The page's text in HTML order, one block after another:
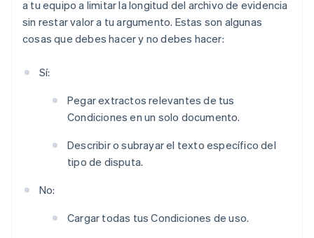
a tu equipo a limitar la longitud del archivo de evidencia
sin restar valor a tu argumento. Estas son algunas
cosas que debes hacer y no debes hacer:
Sí:
Pegar extractos relevantes de tus
Condiciones en un solo documento.
Describir o subrayar el texto específico del
tipo de disputa.
No:
Cargar todas tus Condiciones de uso.